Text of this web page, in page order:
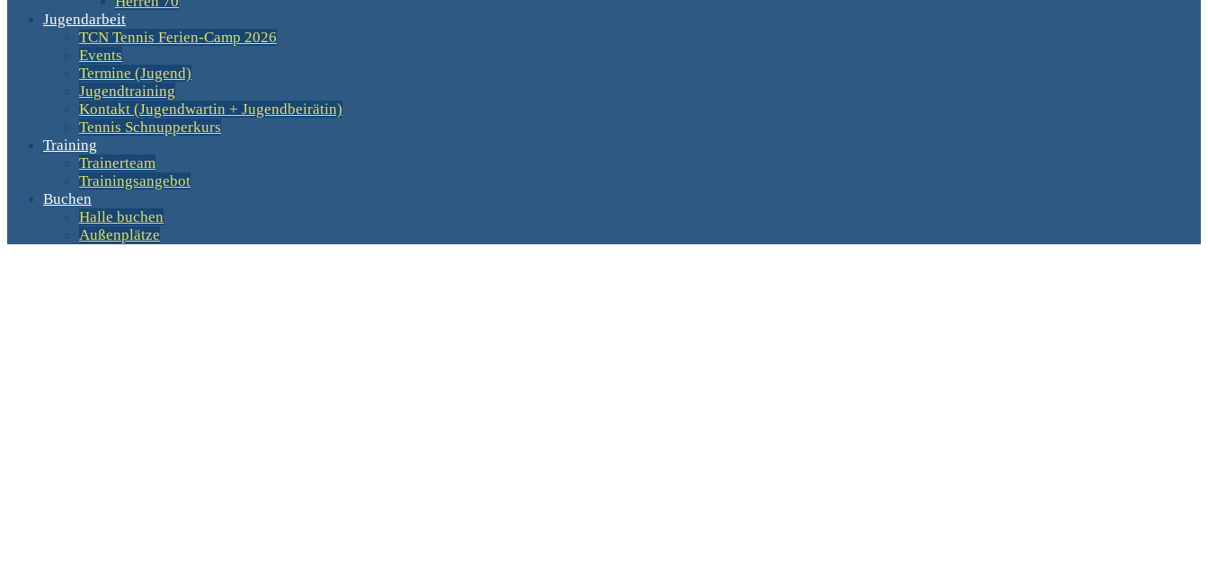
Jugendarbeit
TCN Tennis Ferien-Camp 2026
Events
Termine (Jugend)
Jugendtraining
Kontakt (Jugendwartin + Jugendbeirätin)
Tennis Schnupperkurs
Training
Trainerteam
Trainingsangebot
Buchen
Halle buchen
Außenplätze